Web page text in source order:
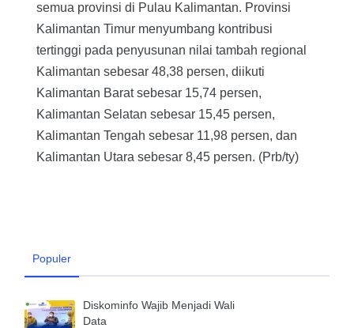
semua provinsi di Pulau Kalimantan. Provinsi
Kalimantan Timur menyumbang kontribusi
tertinggi pada penyusunan nilai tambah regional
Kalimantan sebesar 48,38 persen, diikuti
Kalimantan Barat sebesar 15,74 persen,
Kalimantan Selatan sebesar 15,45 persen,
Kalimantan Tengah sebesar 11,98 persen, dan
Kalimantan Utara sebesar 8,45 persen. (Prb/ty)
Populer
Diskominfo Wajib Menjadi Wali
Data